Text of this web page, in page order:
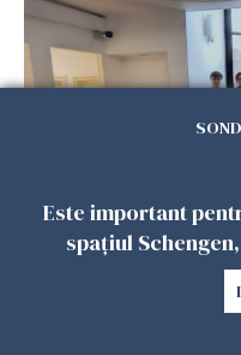
Accidente,
Consulatul
Este important
spațiul